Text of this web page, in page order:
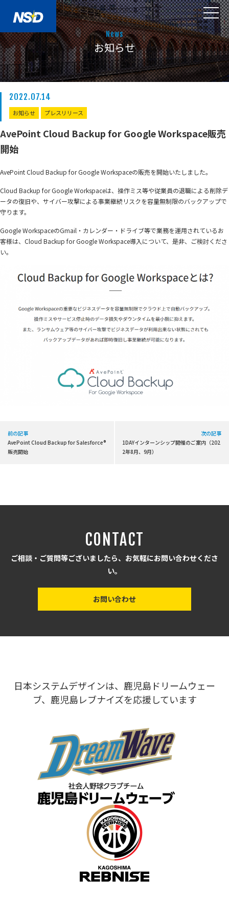
News
お知らせ
2022.07.14
お知らせ プレスリリース
AvePoint Cloud Backup for Google Workspace販売
開始
AvePoint Cloud Backup for Google Workspaceの販売を開始いたしました。
Cloud Backup for Google Workspaceは、操作ミス等や従業員の退職による削除デ
ータの復旧や、サイバー攻撃による事業継続リスクを容量無制限のバックアップで
守ります。
Google WorkspaceのGmail・カレンダー・ドライブ等で業務を運用されているお
客様は、Cloud Backup for Google Workspace導入について、是非、ご検討くださ
い。
前の記事
AvePoint Cloud Backup for Salesforce®
販売開始
次の記事
1DAYインターンシップ開催のご案内（202
2年8月、9月）
CONTACT
ご相談・ご質問等ございましたら、お気軽にお問い合わせくださ
い。
お問い合わせ
日本システムデザインは、鹿児島ドリームウェー
ブ、鹿児島レブナイズを応援しています